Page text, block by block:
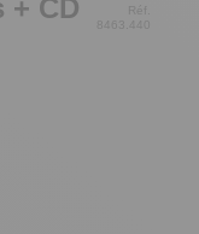
+ CD
Réf.